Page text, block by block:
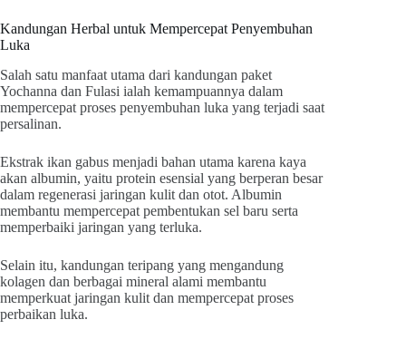
Kandungan Herbal untuk Mempercepat Penyembuhan
Luka
Salah satu manfaat utama dari kandungan paket
Yochanna dan Fulasi ialah kemampuannya dalam
mempercepat proses penyembuhan luka yang terjadi saat
persalinan.
Ekstrak ikan gabus menjadi bahan utama karena kaya
akan albumin, yaitu protein esensial yang berperan besar
dalam regenerasi jaringan kulit dan otot. Albumin
membantu mempercepat pembentukan sel baru serta
memperbaiki jaringan yang terluka.
Selain itu, kandungan teripang yang mengandung
kolagen dan berbagai mineral alami membantu
memperkuat jaringan kulit dan mempercepat proses
perbaikan luka.